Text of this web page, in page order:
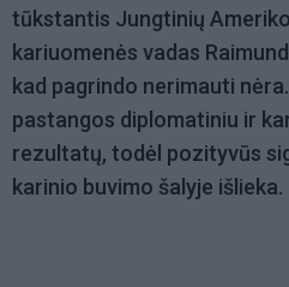
tūkstantis Jungtinių
kariuomenės vadas
kad pagrindo nerimauti
pastangos diplomatiniu ir
rezultatų, todėl pozityvūs
karinio buvimo šalyje išlieka.